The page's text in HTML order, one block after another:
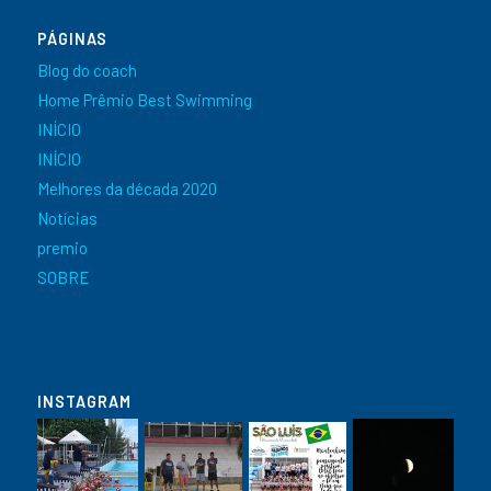
PÁGINAS
Blog do coach
Home Prêmio Best Swimming
INÍCIO
INÍCIO
Melhores da década 2020
Notícias
premio
SOBRE
INSTAGRAM